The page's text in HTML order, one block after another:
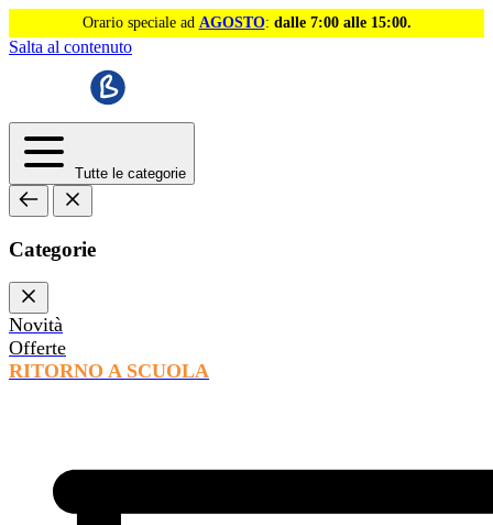
Orario speciale ad AGOSTO: dalle 7:00 alle 15:00.
Salta al contenuto
Tutte le categorie
Categorie
Novità
Offerte
RITORNO A SCUOLA